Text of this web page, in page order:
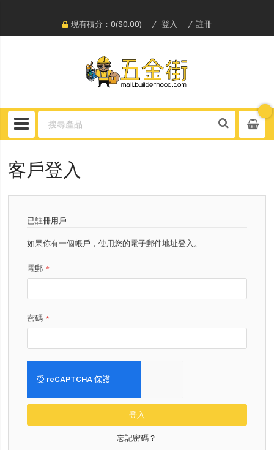
現有積分：0($0.00) 登入 註冊
客戶登入
已註冊用戶
如果你有一個帳戶，使用您的電子郵件地址登入。
電郵
密碼
登入
忘記密碼？